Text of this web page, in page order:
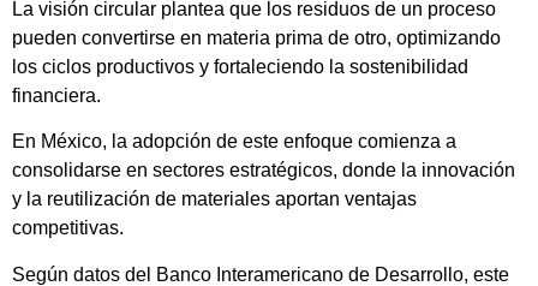
La visión circular plantea que los residuos de un proceso
pueden convertirse en materia prima de otro, optimizando
los ciclos productivos y fortaleciendo la sostenibilidad
financiera.
En México, la adopción de este enfoque comienza a
consolidarse en sectores estratégicos, donde la innovación
y la reutilización de materiales aportan ventajas
competitivas.
Según datos del Banco Interamericano de Desarrollo, este